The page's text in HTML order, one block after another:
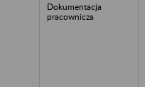
Dokumentacja
pracownicza